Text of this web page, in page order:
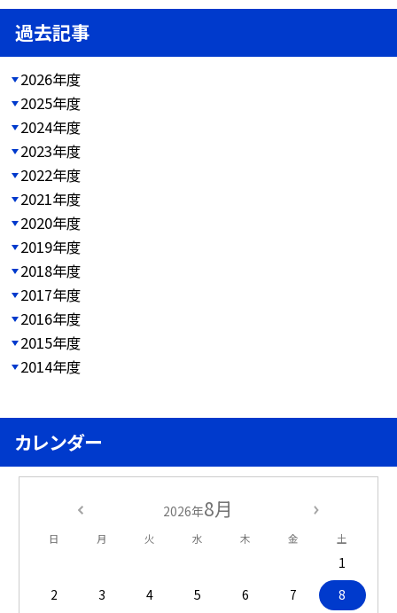
過去記事
2026年度
2025年度
2024年度
2023年度
2022年度
2021年度
2020年度
2019年度
2018年度
2017年度
2016年度
2015年度
2014年度
カレンダー
2026年8月
日 月 火 水 木 金 土
1
2
3 4 5 6 7
8